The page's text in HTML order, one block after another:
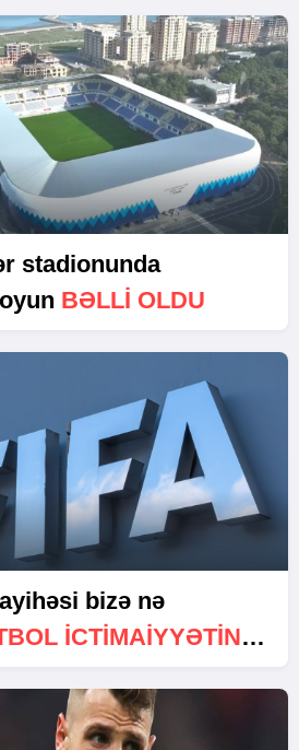
stadionunda
BƏLLI OLDU
bizə nə
ICTIMAIYYƏTININ